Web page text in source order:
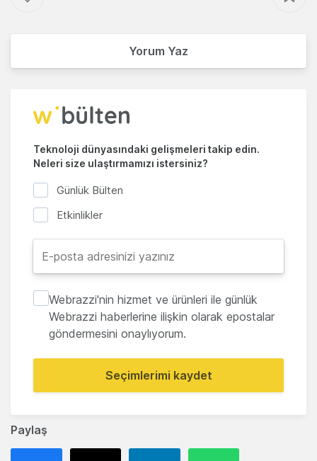
Paylaş
Yorum Yaz
Teknoloji dünyasındaki gelişmeleri takip edin.
Neleri size ulaştırmamızı istersiniz?
Günlük Bülten
Etkinlikler
Webrazzi'nin hizmet ve ürünleri ile günlük
Webrazzi haberlerine ilişkin olarak epostalar
göndermesini onaylıyorum.
Seçimlerimi kaydet